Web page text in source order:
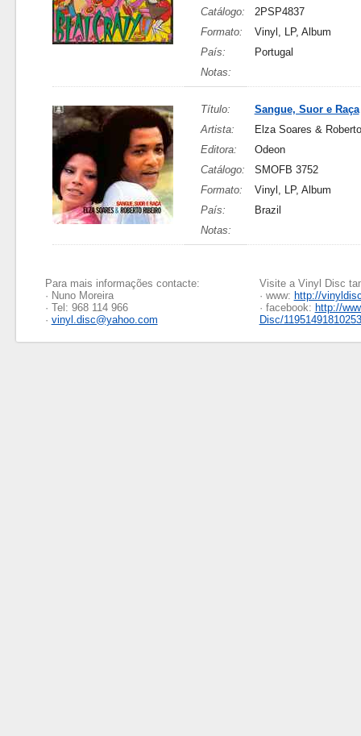
Catálogo:
2PSP4837
Formato:
Vinyl, LP, Album
País:
Portugal
Notas:
Título:
Sangue, Suor e Raça
Artista:
Elza Soares &
Editora:
Odeon
Catálogo:
SMOFB 3752
Formato:
Vinyl, LP, Album
País:
Brazil
Notas:
Para mais informações contacte:
· Nuno Moreira
· Tel: 968 114 966
· vinyl.disc@yahoo.com
Visite a Vinyl Disc
· www: http://
· facebook: http://
Disc/